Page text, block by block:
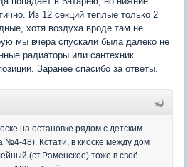
Из 12 секций теплые только 2
хотя воздуха вроде там не
мы вчера спускали была далеко не
радиаторы или сантехник
Заранее спасибо за ответы.
на остановке рядом с детским
№4-48). Кстати, в киоске между дом
(ст.Раменское) тоже в своё